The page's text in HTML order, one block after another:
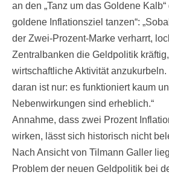
an den „Tanz um das Goldene
goldene Inflationsziel tanzen“:
der Zwei-Prozent-Marke verharrt,
Zentralbanken die Geldpolitik
wirtschaftliche Aktivität
daran ist nur: es funktioniert kaum
Nebenwirkungen sind erheblich.“
Annahme, dass zwei Prozent
wirken, lässt sich historisch nicht
Nach Ansicht von Tilmann Galler
Problem der neuen Geldpolitik bei